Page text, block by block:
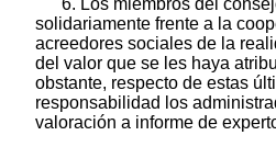
6. Los miembros del
solidariamente frente a la
acreedores sociales de la
del valor que se les haya
obstante, respecto de estas
responsabilidad los
valoración a informe de